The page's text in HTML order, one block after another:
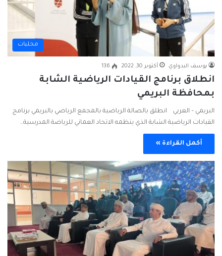
محليات
يوسف البدواوي أكتوبر 30, 2022 136
انطلاق برنامج القيادات الرياضية الشابة
بمحافظة البريمي
البريمي – العربي انطلق بالصالة الرياضية بالمجمع الرياضي بالبريمي برنامج
القيادات الرياضية الشابة الذي ينظمه الاتحاد العماني للرياضة المدرسية…
أكمل القراءة »